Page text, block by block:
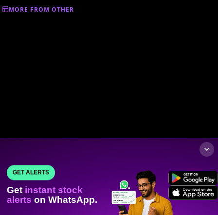
MORE FROM OTHER
GET ALERTS
Get instant stock
alerts on WhatsApp.